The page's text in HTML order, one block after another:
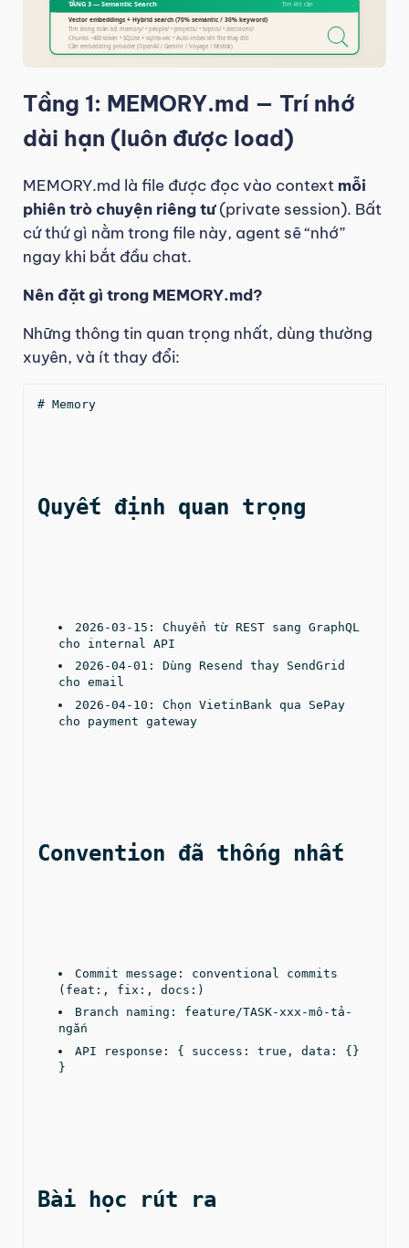
Tầng 1: MEMORY.md — Trí nhớ
dài hạn (luôn được load)
MEMORY.md là file được đọc vào context mỗi
phiên trò chuyện riêng tư(private session). Bất
cứ thứ gì nằm trong file này, agent sẽ “nhớ”
ngay khi bắt đầu chat.
Nên đặt gì trong MEMORY.md?
Những thông tin quan trọng nhất, dùng thường
xuyên, và ít thay đổi:
# Memory
Quyết định quan trọng
2026-03-15: Chuyển từ REST sang GraphQL
cho internal API
2026-04-01: Dùng Resend thay SendGrid
cho email
2026-04-10: Chọn VietinBank qua SePay
cho payment gateway
Convention đã thống nhất
Commit message: conventional commits
(feat:, fix:, docs:)
Branch naming: feature/TASK-xxx-mô-tả-
ngắn
API response: { success: true, data: {}
}
Bài học rút ra